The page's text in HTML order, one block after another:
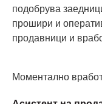
подобрувa
прошири и
продавници и
Моментално